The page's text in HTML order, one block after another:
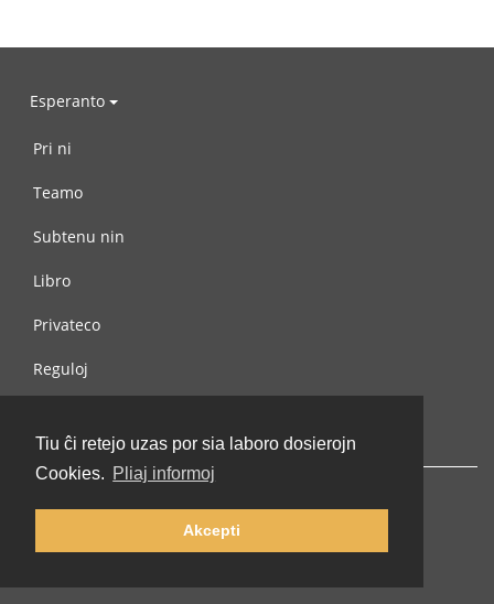
Tiu ĉi retejo uzas por sia laboro dosierojn
Cookies. Pliaj informoj
Akcepti
Esperanto
Pri ni
Teamo
Subtenu nin
Libro
Privateco
Reguloj
© 2002-2026 lernu.net |Impressum